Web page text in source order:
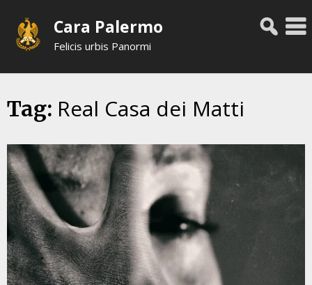
content
Cara Palermo
Felicis urbis Panormi
Tag: Real Casa dei Matti